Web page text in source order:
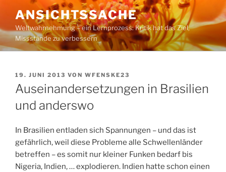
Inhalt
springen
ANSICHTSSACHE
Weltwahrnehmung – ein Lernprozess: Kritik hat das Ziel,
Missstände zu verbessern
VERÖFFENTLICHT
AM
19. JUNI 2013 VON WFENSKE23
Auseinandersetzungen in Brasilien
und anderswo
In Brasilien entladen sich Spannungen – und das ist
gefährlich, weil diese Probleme alle Schwellenländer
betreffen – es somit nur kleiner Funken bedarf bis
Nigeria, Indien, … explodieren. Indien hatte schon einen